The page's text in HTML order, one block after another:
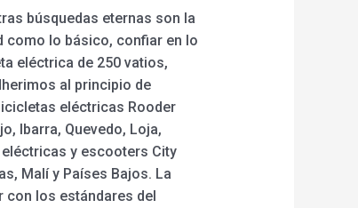
búsquedas eternas son la
como lo básico, confiar en lo
eléctrica de 250 vatios,
al principio de
eléctricas Rooder
Ibarra, Quevedo, Loja,
y escooters City
Malí y Países Bajos. La
con los estándares del